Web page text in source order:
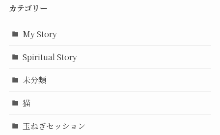
カテゴリー
My Story
Spiritual Story
未分類
猫
玉ねぎセッション